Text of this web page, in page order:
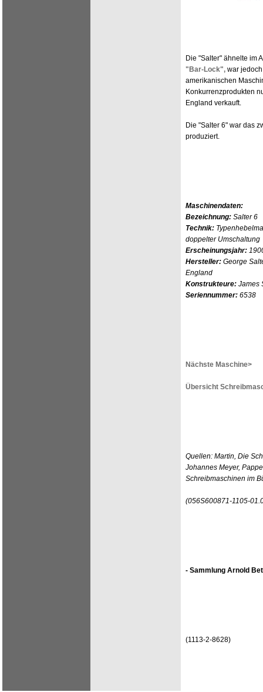
Die "Salter" ähnelte im
"Bar-Lock", war
amerikanischen
Konkurrenzprodukten
England verkauft.
Die "Salter 6" war das
produziert.
Maschinendaten:
Bezeichnung: Salter 6
Technik:
doppelter Umschaltung
Erscheinungsjahr:
Hersteller: George
England
Konstrukteure: James
Seriennummer: 6538
Nächste Maschine>
Übersicht
Quellen: Martin, Die
Johannes Meyer,
Schreibmaschinen im
(056S600871-1105-
- Sammlung Arnold
(1113-2-8628)